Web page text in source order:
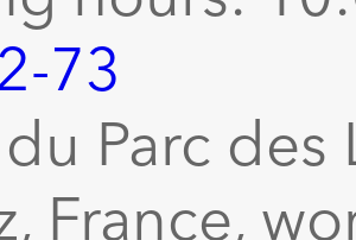
73
Parc
France,